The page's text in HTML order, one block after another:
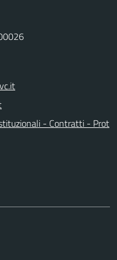
- Contratti - Prot